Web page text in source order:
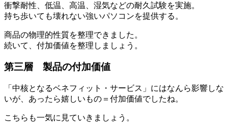
衝撃耐性、低温、高温、湿気などの耐久試験を実施。
持ち歩いても壊れない強いパソコンを提供する。
商品の物理的性質を整理できました。
続いて、付加価値を整理しましょう。
第三層 製品の付加価値
「中核となるベネフィット・サービス」にはなんら影響しな
いが、あったら嬉しいもの＝付加価値でしたね。
こちらも一気に見ていきましょう。